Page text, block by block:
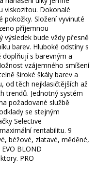
viskozitou. Dokonalé
Složení vyvinuté
příjemnou
výsledek bude vždy přesně
barev. Hluboké odstíny s
s barevným a
vzájemného smíšení
široké škály barev a
od těch nejklasičtějších až
trendů. Jednotný systém
požadované službě
se stejným
Selective
rentabilitu. 9
béžové, zlatavé, měděné,
BLOND
PRO